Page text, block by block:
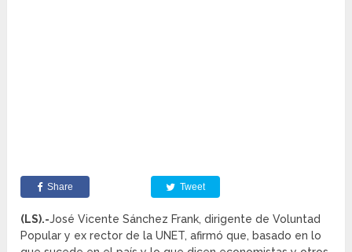
Share Tweet
(LS).-José Vicente Sánchez Frank, dirigente de Voluntad
Popular y ex rector de la UNET, afirmó que, basado en lo